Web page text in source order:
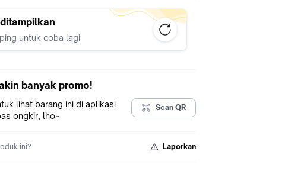
out
RESMI (TIDAK CACAT FISIK / TERBAKAR)
ONLY
untuk coba lagi
banyak promo!
lihat barang ini di aplikasi
ongkir, lho~
Scan QR
ini? Laporkan